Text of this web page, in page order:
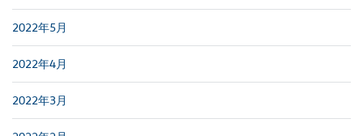
2022年5月
2022年4月
2022年3月